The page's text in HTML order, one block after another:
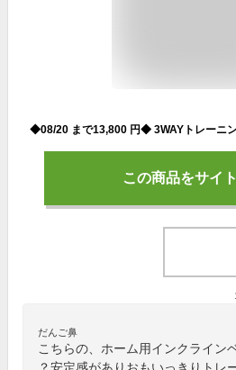
この商品をサイ
だんご鼻
こちらの、ホーム用インクライン